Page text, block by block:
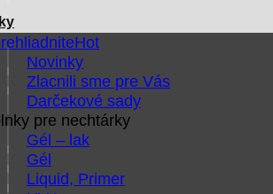
Novinky
Zlacnili sme pre Vás
Darčekové sady
pre nechtárky
Gél – lak
Gél
Liquid, Primer